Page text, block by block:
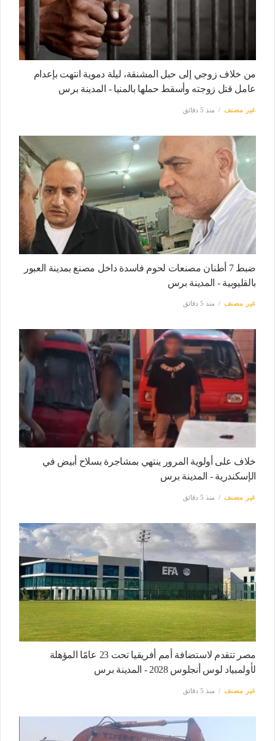
من خلاف زوجي إلى حبل المشنقة، ليلة دموية انتهت بإعدام
عامل قتل زوجته وأسقط حملها بالمنيا - المدينة برس
غير مصنف منذ 5 دقائق
ضبط 7 أطنان مصنعات لحوم فاسدة داخل مصنع بمدينة العبور
بالقليوبية - المدينة برس
غير مصنف منذ 5 دقائق
خلاف على أولوية المرور ينتهي بمشاجرة بسلاح أبيض في
الإسكندرية - المدينة برس
غير مصنف منذ 5 دقائق
مصر تتقدم لاستضافة أمم أفريقيا تحت 23 عامًا المؤهلة
لأولمبياد لوس أنجلوس 2028 - المدينة برس
غير مصنف منذ 5 دقائق